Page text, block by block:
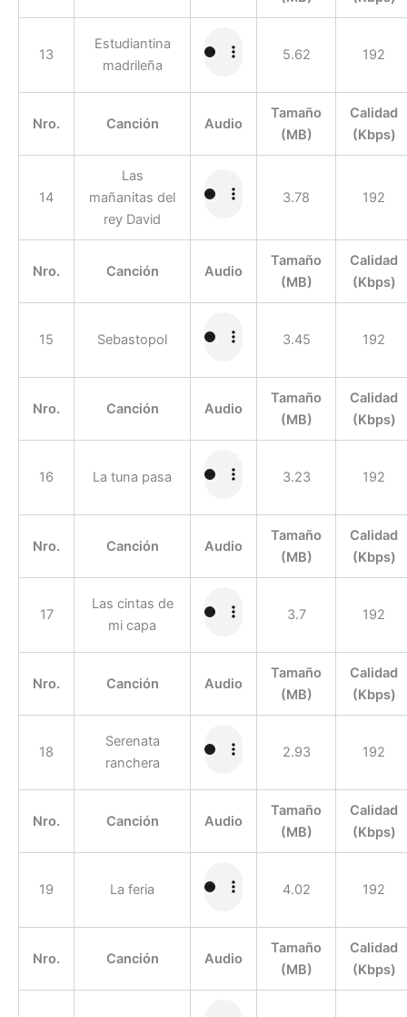
13
Estudiantina
madrileña
5.62 192
Nro. Canción Audio
Tamaño
(MB)
Calidad
(Kbps)
14
Las
mañanitas del
rey David
3.78 192
Nro. Canción Audio
Tamaño
(MB)
Calidad
(Kbps)
15 Sebastopol 3.45 192
Nro. Canción Audio
Tamaño
(MB)
Calidad
(Kbps)
16 La tuna pasa 3.23 192
Nro. Canción Audio
Tamaño
(MB)
Calidad
(Kbps)
17
Las cintas de
mi capa
3.7 192
Nro. Canción Audio
Tamaño
(MB)
Calidad
(Kbps)
18
Serenata
ranchera
2.93 192
Nro. Canción Audio
Tamaño
(MB)
Calidad
(Kbps)
19 La feria 4.02 192
Nro. Canción Audio
Tamaño
(MB)
Calidad
(Kbps)